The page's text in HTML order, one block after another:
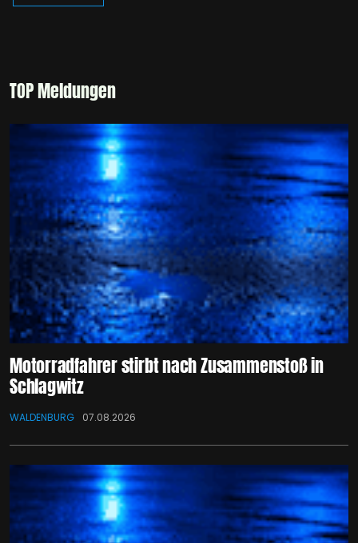
TOP Meldungen
Motorradfahrer stirbt nach Zusammenstoß in
Schlagwitz
WALDENBURG 07.08.2026